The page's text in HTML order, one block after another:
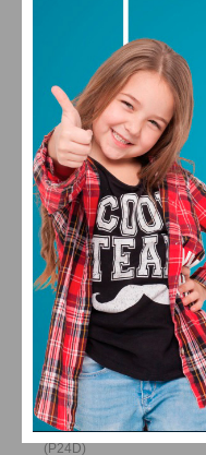
SÁB DOM
FARMACIAS DE
FERREIRA